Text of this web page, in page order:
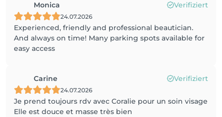
Monica Verifiziert
24.07.2026
Experienced, friendly and professional beautician.
And always on time! Many parking spots available for
easy access
Carine Verifiziert
24.07.2026
Je prend toujours rdv avec Coralie pour un soin visage
Elle est douce et masse très bien